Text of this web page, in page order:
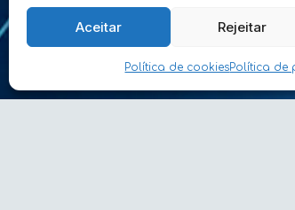
Aceitar Rejeitar
Política de cookiesPolítica de